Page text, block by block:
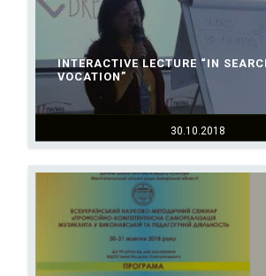
30.10.2018
INTERACTIVE LECTURE “IN
VOCATION”